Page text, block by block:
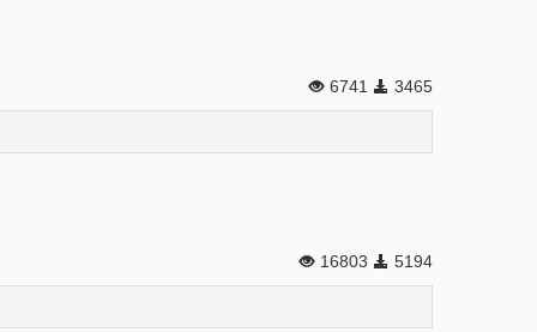
6741 3465
16803 5194